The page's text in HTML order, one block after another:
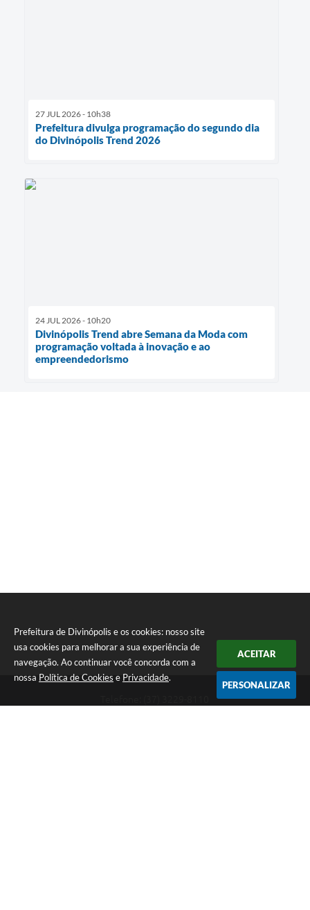
Prefeitura de Divinópolis e os cookies: nosso site
usa cookies para melhorar a sua experiência de
navegação. Ao continuar você concorda com a
nossa Política de Cookies e Privacidade.
ACEITAR
PERSONALIZAR
27 JUL 2026 - 10h38
Prefeitura divulga programação do segundo dia
do Divinópolis Trend 2026
24 JUL 2026 - 10h20
Divinópolis Trend abre Semana da Moda com
programação voltada à inovação e ao
empreendedorismo